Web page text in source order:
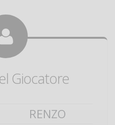
Giocatore
RENZO